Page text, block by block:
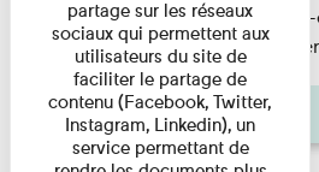
couchant) [Angle nord-
dite villa Zamir et
Pages
partage sur les réseaux
sociaux qui permettent aux
utilisateurs du site de
faciliter le partage de
contenu (Facebook, Twitter,
Instagram, Linkedin), un
service permettant de